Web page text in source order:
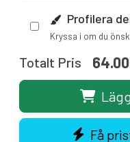
Profilera
Kryssa i om du
Totalt Pris
Få